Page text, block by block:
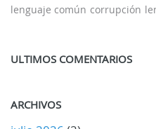
lenguaje común corrupción
ULTIMOS COMENTARIOS
ARCHIVOS